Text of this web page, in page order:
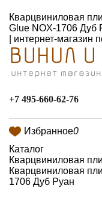
Кварцвиниловая
Glue NOX-1706 Дуб
| интернет-магазин
+7 495-660-62-76
Избранное0
Каталог
Кварцвиниловая
Кварцвиниловая
1706 Дуб Руан